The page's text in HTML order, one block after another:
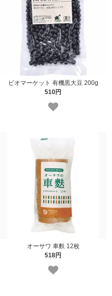
ビオマーケット 有機黒大豆 200g
510円
オーサワ 車麩 12枚
518円